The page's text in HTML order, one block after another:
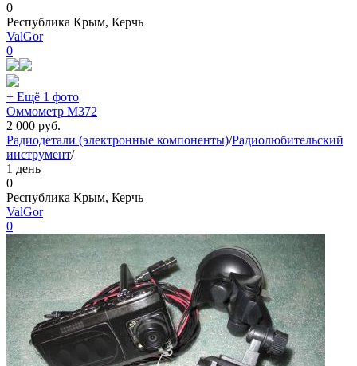
0
Республика Крым, Керчь
ValGor
0
+ Ещё 1 фото
Оммометр М372
2 000 руб.
Радиодетали (электронные компоненты)/Радиолюбительский
инструмент/
1 день
0
Республика Крым, Керчь
ValGor
0